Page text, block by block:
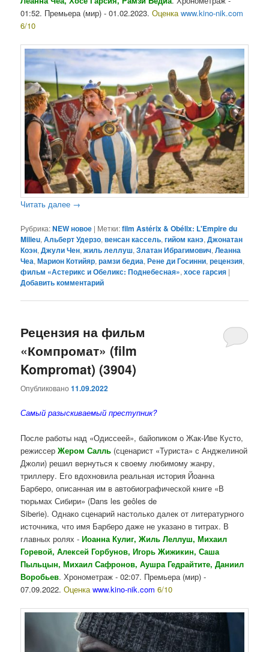
01:52. Премьера (мир) - 01.02.2023.Оценкаwww.kino-nik.com
6/10
Читать далее →
Рубрика:NEW новое | Метки:film Astérix & Obélix: L'Empire du
Milieu,Альберт Удерзо,венсан кассель,гийом канэ,Джонатан
Коэн,Джули Чен,жиль леллуш,Златан Ибрагимович,Леанна
Чеа,Марион Котийяр,рамзи бедиа,Рене ди Госинни,рецензия,
фильм «Астерикс и Обеликс: Поднебесная»,хосе гарсия |
Добавить комментарий
Рецензия на фильм
«Компромат» (film
Kompromat) (3904)
Опубликовано11.09.2022
Самый разыскиваемый преступник?
После работы над «Одиссеей», байопиком о Жак-Иве Кусто,
режиссерЖером Салль (сценарист «Туриста» с Анджелиной
Джоли) решил вернуться к своему любимому жанру,
триллеру. Его вдохновила реальная история Йоанна
Барберо, описанная им в автобиографической книге «В
тюрьмах Сибири» (Dans les geôles de
Siberie). Однако сценарий настолько далек от литературного
источника, что имя Барберо даже не указано в титрах. В
главных ролях -Иоанна Кулиг, Жиль Леллуш, Михаил
Горевой, Алексей Горбунов, Игорь Жижикин, Саша
Пыльцын, Михаил Сафронов, Аушра Гедрайтите, Даниил
Воробьев. Хронометраж - 02:07. Премьера (мир) -
07.09.2022.Оценкаwww.kino-nik.com 6/10